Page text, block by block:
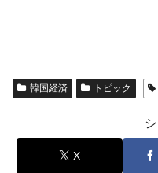
韓国経済 トピック
X